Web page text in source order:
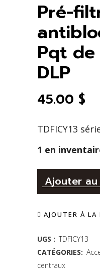
Pré-
Pqt
DLP
45.00 $
TDFICY13
1 en
Pré-
filtre
antiblocage
-
Pqt
Ajouter
AJOUTER À
UGS : TDFICY13
CATÉGORIES:
centraux